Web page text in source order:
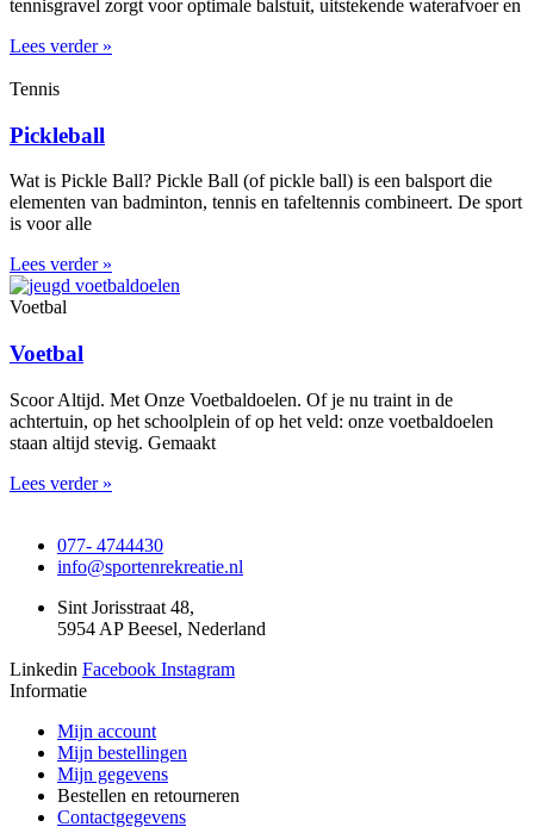
tennisgravel zorgt voor optimale balstuit, uitstekende waterafvoer en
Lees verder »
Tennis
Pickleball
Wat is Pickle Ball? Pickle Ball (of pickle ball) is een balsport die
elementen van badminton, tennis en tafeltennis combineert. De sport
is voor alle
Lees verder »
Voetbal
Voetbal
Scoor Altijd. Met Onze Voetbaldoelen. Of je nu traint in de
achtertuin, op het schoolplein of op het veld: onze voetbaldoelen
staan altijd stevig. Gemaakt
Lees verder »
077- 4744430
info@sportenrekreatie.nl
Sint Jorisstraat 48,
5954 AP Beesel, Nederland
Linkedin Facebook Instagram
Informatie
Mijn account
Mijn bestellingen
Mijn gegevens
Bestellen en retourneren
Contactgegevens